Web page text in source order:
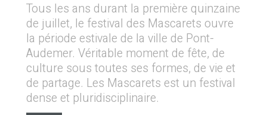
Tous les ans durant la première quinzaine
de juillet, le festival des Mascarets ouvre
la période estivale de la ville de Pont-
Audemer. Véritable moment de fête, de
culture sous toutes ses formes, de vie et
de partage. Les Mascarets est un festival
dense et pluridisciplinaire.